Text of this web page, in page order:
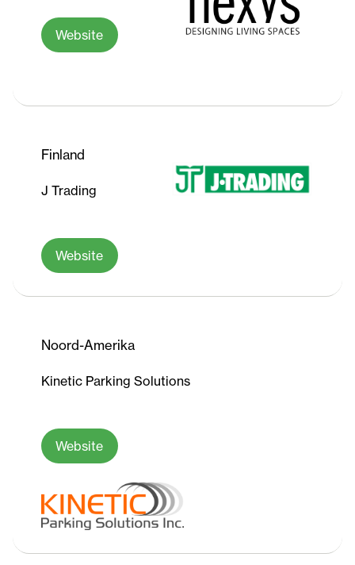
Website
Finland
J Trading
Website
Noord-Amerika
Kinetic Parking Solutions
Website